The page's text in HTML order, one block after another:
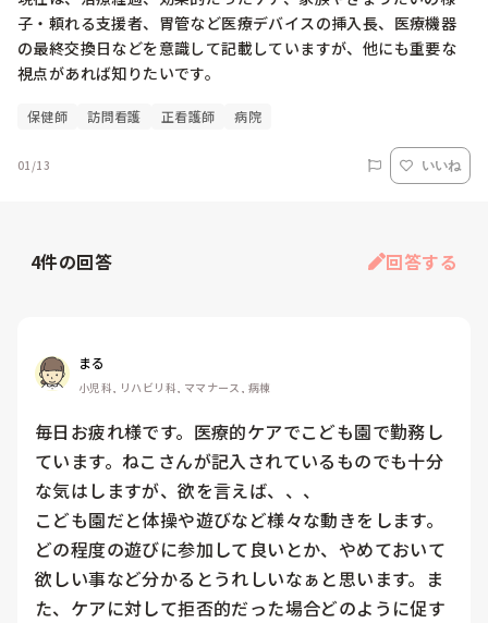
子・頼れる支援者、胃管など医療デバイスの挿入長、医療機器
の最終交換日などを意識して記載していますが、他にも重要な
視点があれば知りたいです。
保健師 訪問看護 正看護師 病院
01/13 いいね
4件の回答 回答する
まる
小児科, リハビリ科, ママナース, 病棟
毎日お疲れ様です。医療的ケアでこども園で勤務し
ています。ねこさんが記入されているものでも十分
な気はしますが、欲を言えば、、、
こども園だと体操や遊びなど様々な動きをします。
どの程度の遊びに参加して良いとか、やめておいて
欲しい事など分かるとうれしいなぁと思います。ま
た、ケアに対して拒否的だった場合どのように促す